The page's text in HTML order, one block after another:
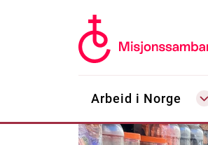
Arbeid i Norge